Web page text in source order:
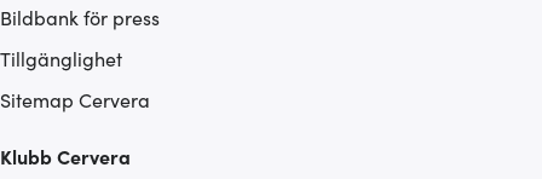
Bildbank för press
Tillgänglighet
Sitemap Cervera
Klubb Cervera